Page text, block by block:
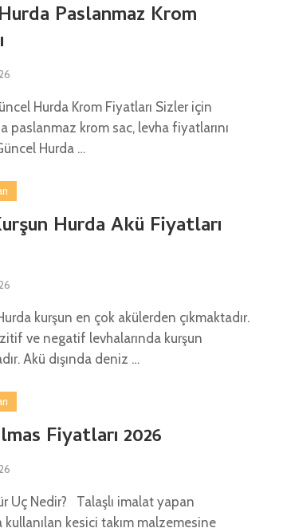
Paslanmaz Krom
Hurda Krom Fiyatları Sizler için
paslanmaz krom sac, levha fiyatlarını
Hurda …
Hurda Akü Fiyatları
kurşun en çok akülerden çıkmaktadır.
ve negatif levhalarında kurşun
Akü dışında deniz …
Fiyatları 2026
Uç Nedir? Talaşlı imalat yapan
kesici takım malzemesine